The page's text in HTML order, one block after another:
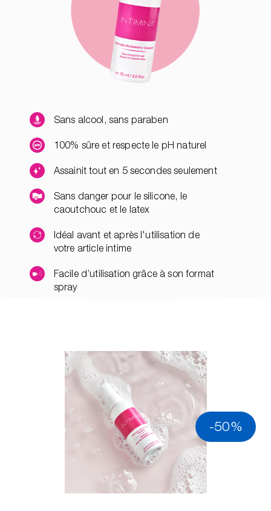
Sans alcool, sans paraben
100% sûre et respecte le pH naturel
Assainit tout en 5 secondes seulement
Sans danger pour le silicone, le
caoutchouc et le latex
Idéal avant et après l'utilisation de
votre article intime
Facile d’utilisation grâce à son format
spray
-50%